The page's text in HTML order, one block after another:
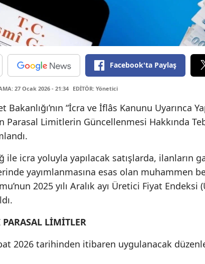
Facebook'ta Paylaş
27 Ocak 2026 - 21:34 EDİTÖR: Yönetici
Bakanlığı’nın “İcra ve İflâs Kanunu Uyarınca
Parasal Limitlerin Güncellenmesi Hakkında
ile icra yoluyla yapılacak satışlarda, ilanların
yayımlanmasına esas olan muhammen
2025 yılı Aralık ayı Üretici Fiyat Endeksi
LİMİTLER
2026 tarihinden itibaren uygulanacak